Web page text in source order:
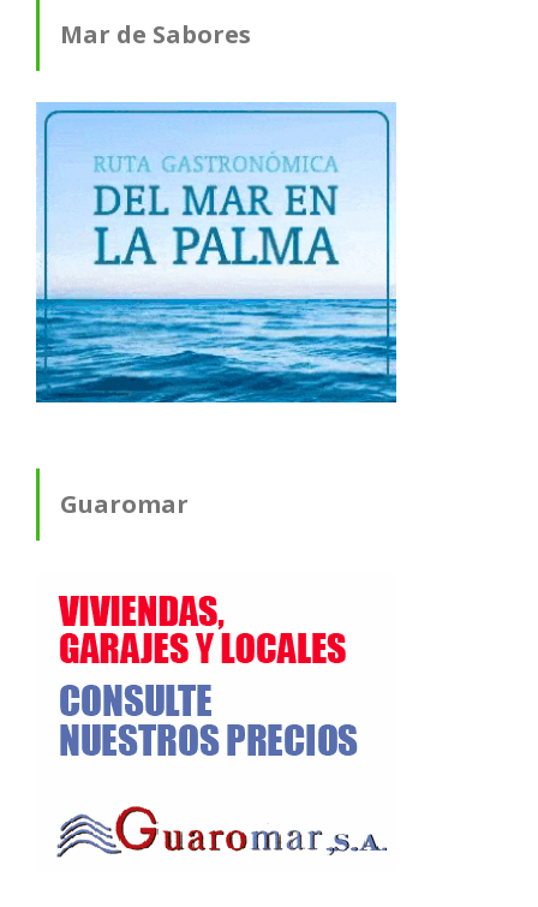
Mar de Sabores
Guaromar